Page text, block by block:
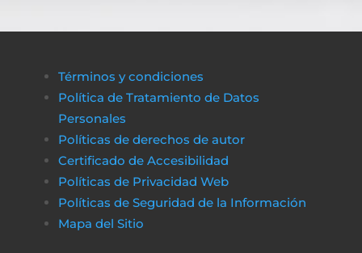
Términos y condiciones
Política de Tratamiento de Datos
Personales
Políticas de derechos de autor
Certificado de Accesibilidad
Políticas de Privacidad Web
Políticas de Seguridad de la Información
Mapa del Sitio